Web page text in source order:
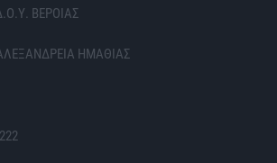
ΒΕΡΟΙΑΣ
ΗΜΑΘΙΑΣ